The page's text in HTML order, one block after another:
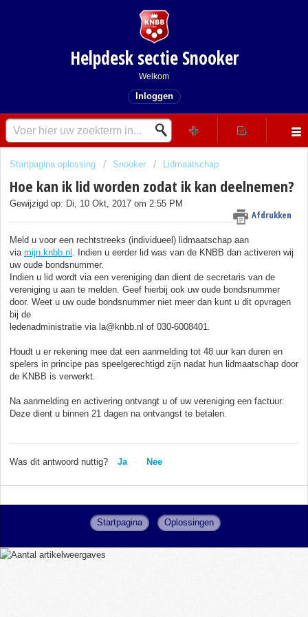
Helpdesk sectie Snooker
Welkom
Inloggen
Startpagina oplossing Snooker Lidmaatschap
Hoe kan ik lid worden zodat ik kan deelnemen?
Afdrukken
Gewijzigd op: Di, 10 Okt, 2017 om 2:55 PM
Meld u voor een rechtstreeks (individueel) lidmaatschap aan
via mijn.knbb.nl . Indien u eerder lid was van de KNBB dan activeren wij
uw oude bondsnummer.
Indien u lid wordt via een vereniging dan dient de secretaris van de
vereniging u aan te melden. Geef hierbij ook uw oude bondsnummer
door. Weet u uw oude bondsnummer niet meer dan kunt u dit opvragen
bij de
ledenadministratie via la@knbb.nl of 030-6008401.
Houdt u er rekening mee dat een aanmelding tot 48 uur kan duren en
spelers in principe pas speelgerechtigd zijn nadat hun lidmaatschap door
de KNBB is verwerkt.
Na aanmelding en activering ontvangt u of uw vereniging een factuur.
Deze dient u binnen 21 dagen na ontvangst te betalen.
Was dit antwoord nuttig? Ja Nee
Startpagina Oplossingen